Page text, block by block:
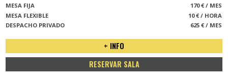
MESA FIJA
170 € / MES
MESA FLEXIBLE
10 € / HORA
DESPACHO PRIVADO
625 € / MES
+ INFO
RESERVAR SALA